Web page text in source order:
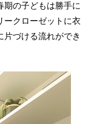
期の子どもは勝手に
ークローゼットに衣
づける流れができ